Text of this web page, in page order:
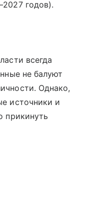
годов).
всегда
не балуют
Однако,
источники и
прикинуть